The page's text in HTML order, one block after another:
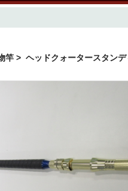
竿 > ヘッドクォータースタンデ